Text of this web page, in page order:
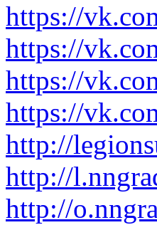
https://
https://
https://
https://
http://
http://
http://